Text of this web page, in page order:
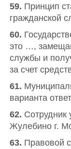
59. Принцип
гражданской
60.
это …,
службы и
за счет
61.
варианта
62.
Жулебино г.
63. Правовой